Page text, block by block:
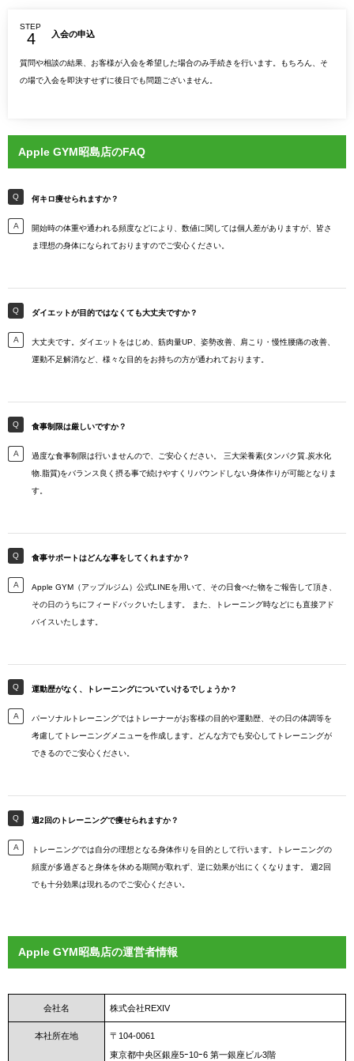
STEP
入会の申込
質問や相談の結果、お客様が入会を希望した場合のみ手続きを行います。もちろん、そ
の場で入会を即決すせずに後日でも問題ございません。
Apple GYM昭島店のFAQ
何キロ痩せられますか？
開始時の体重や通われる頻度などにより、数値に関しては個人差がありますが、皆さ
ま理想の身体になられておりますのでご安心ください。
ダイエットが目的ではなくても大丈夫ですか？
大丈夫です。ダイエットをはじめ、筋肉量UP、姿勢改善、肩こり・慢性腰痛の改善、
運動不足解消など、様々な目的をお持ちの方が通われております。
食事制限は厳しいですか？
過度な食事制限は行いませんので、ご安心ください。 三大栄養素(タンパク質.炭水化
物.脂質)をバランス良く摂る事で続けやすくリバウンドしない身体作りが可能となりま
す。
食事サポートはどんな事をしてくれますか？
Apple GYM（アップルジム）公式LINEを用いて、その日食べた物をご報告して頂き、
その日のうちにフィードバックいたします。 また、トレーニング時などにも直接アド
バイスいたします。
運動歴がなく、トレーニングについていけるでしょうか？
パーソナルトレーニングではトレーナーがお客様の目的や運動歴、その日の体調等を
考慮してトレーニングメニューを作成します。どんな方でも安心してトレーニングが
できるのでご安心ください。
週2回のトレーニングで痩せられますか？
トレーニングでは自分の理想となる身体作りを目的として行います。トレーニングの
頻度が多過ぎると身体を休める期間が取れず、逆に効果が出にくくなります。 週2回
でも十分効果は現れるのでご安心ください。
Apple GYM昭島店の運営者情報
会社名 株式会社REXIV
本社所在地
〒104-0061
東京都中央区銀座5ｰ10ｰ6 第一銀座ビル3階